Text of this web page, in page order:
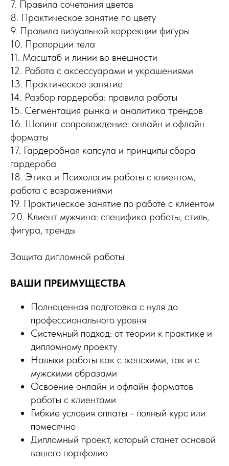
7. Правила сочетания цветов
8. Практическое занятие по цвету
9. Правила визуальной коррекции фигуры
10. Пропорции тела
11. Масштаб и линии во внешности
12. Работа с аксессуарами и украшениями
13. Практическое занятие
14. Разбор гардероба: правила работы
15. Сегментация рынка и аналитика трендов
16. Шопинг сопровождение: онлайн и офлайн
форматы
17. Гардеробная капсула и принципы сбора
гардероба
18. Этика и Психология работы с клиентом,
работа с возражениями
19. Практическое занятие по работе с клиентом
20. Клиент мужчина: специфика работы, стиль,
фигура, тренды
Защита дипломной работы
ВАШИ ПРЕИМУЩЕСТВА
Полноценная подготовка с нуля до
профессионального уровня
Системный подход: от теории к практике и
дипломному проекту
Навыки работы как с женскими, так и с
мужскими образами
Освоение онлайн и офлайн форматов
работы с клиентами
Гибкие условия оплаты - полный курс или
помесячно
Дипломный проект, который станет основой
вашего портфолио